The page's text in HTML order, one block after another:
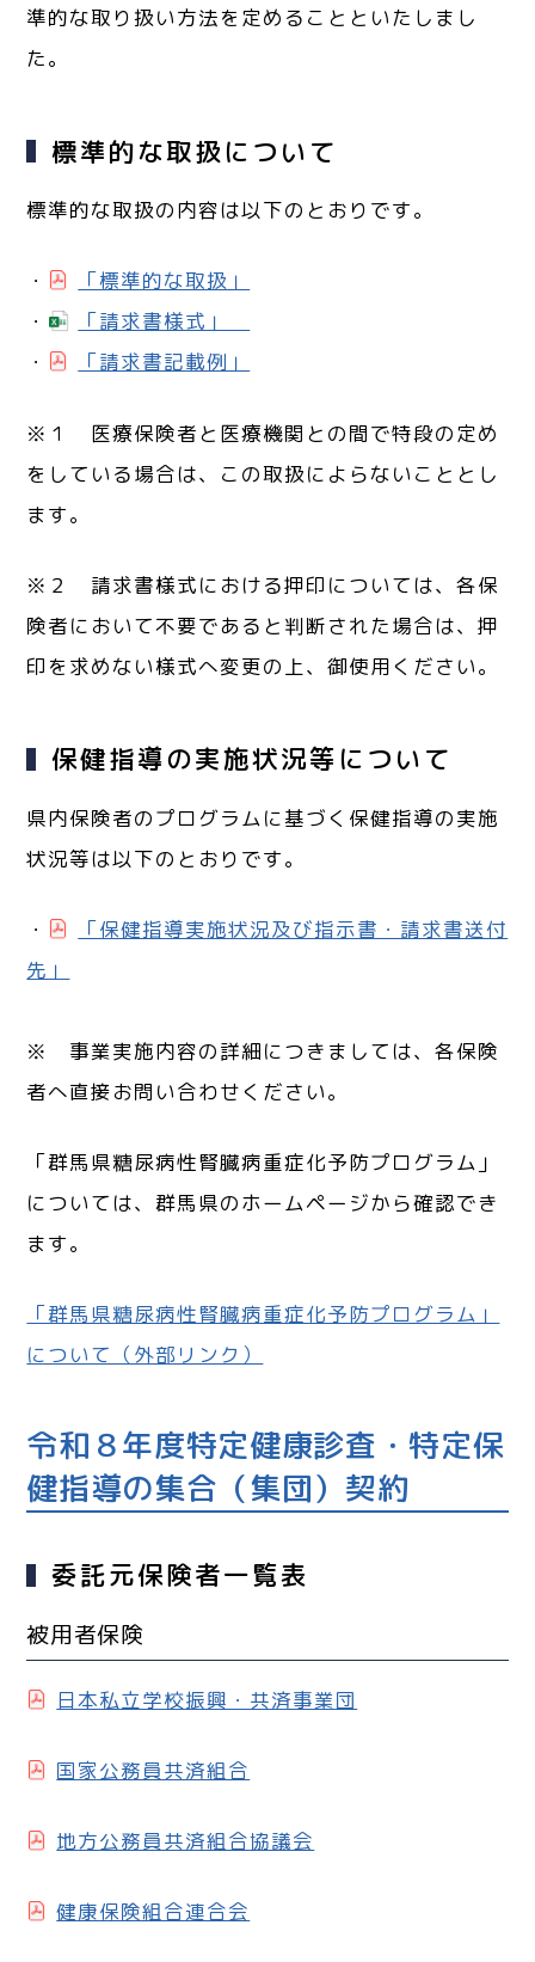
準的な取り扱い方法を定めることといたしまし
た。
標準的な取扱について
標準的な取扱の内容は以下のとおりです。
・
「標準的な取扱」
・
「請求書様式」
・
「請求書記載例」
※１ 医療保険者と医療機関との間で特段の定め
をしている場合は、この取扱によらないこととし
ます。
※２ 請求書様式における押印については、各保
険者において不要であると判断された場合は、押
印を求めない様式へ変更の上、御使用ください。
保健指導の実施状況等について
県内保険者のプログラムに基づく保健指導の実施
状況等は以下のとおりです。
・
「保健指導実施状況及び指示書・請求書送付
先」
※ 事業実施内容の詳細につきましては、各保険
者へ直接お問い合わせください。
「群馬県糖尿病性腎臓病重症化予防プログラム」
については、群馬県のホームページから確認でき
ます。
「群馬県糖尿病性腎臓病重症化予防プログラム」
について（外部リンク）
令和８年度特定健康診査・特定保
健指導の集合（集団）契約
委託元保険者一覧表
被用者保険
日本私立学校振興・共済事業団
国家公務員共済組合
地方公務員共済組合協議会
健康保険組合連合会